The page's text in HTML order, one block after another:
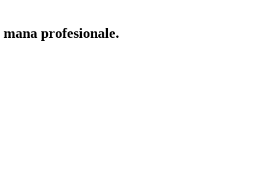
mana profesionale.